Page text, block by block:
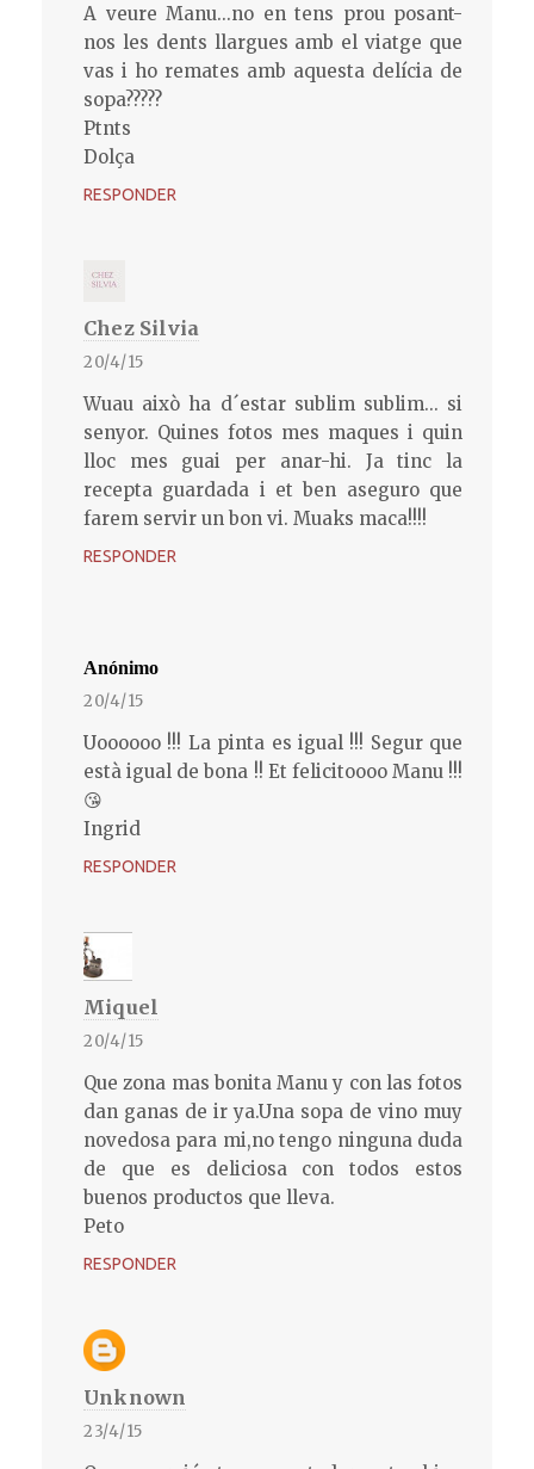
A veure Manu...no en tens prou posant-
nos les dents llargues amb el viatge que
vas i ho remates amb aquesta delícia de
sopa?????
Ptnts
Dolça
RESPONDER
Chez Silvia
20/4/15
Wuau això ha d´estar sublim sublim... si
senyor. Quines fotos mes maques i quin
lloc mes guai per anar-hi. Ja tinc la
recepta guardada i et ben aseguro que
farem servir un bon vi. Muaks maca!!!!
RESPONDER
Anónimo
20/4/15
Uoooooo !!! La pinta es igual !!! Segur que
està igual de bona !! Et felicitoooo Manu !!!
😘
Ingrid
RESPONDER
Miquel
20/4/15
Que zona mas bonita Manu y con las fotos
dan ganas de ir ya.Una sopa de vino muy
novedosa para mi,no tengo ninguna duda
de que es deliciosa con todos estos
buenos productos que lleva.
Peto
RESPONDER
Unknown
23/4/15